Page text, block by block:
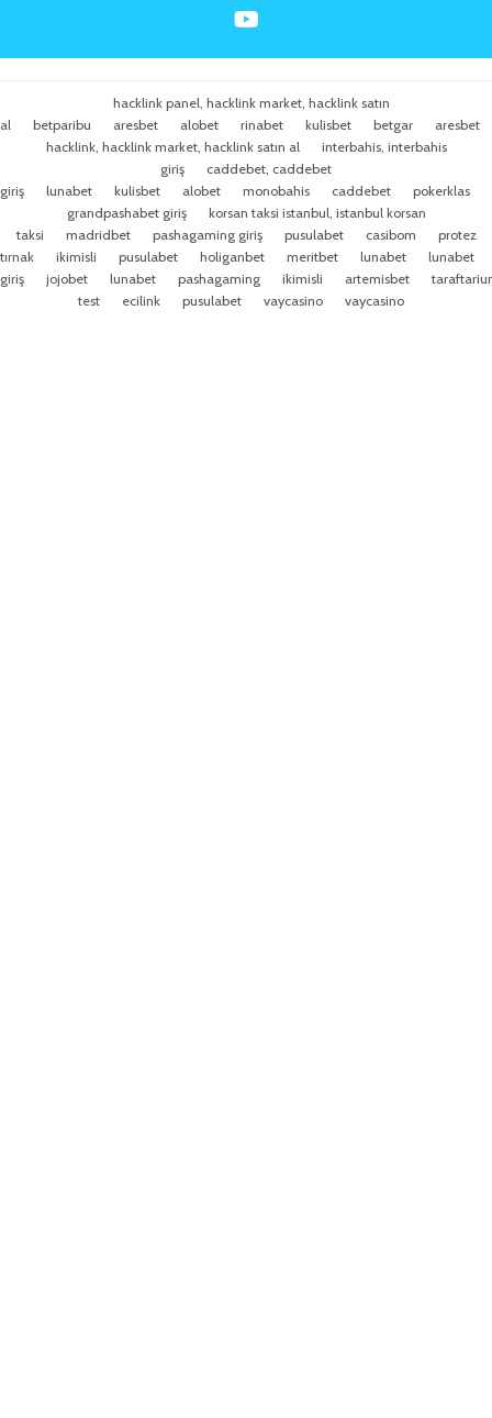
hacklink panel, hacklink market, hacklink satın
al
betparibu aresbet alobet rinabet kulisbet betgar
aresbet
hacklink, hacklink market, hacklink satın al
interbahis, interbahis
giriş
caddebet, caddebet
giriş
lunabet kulisbet alobet monobahis caddebet
pokerklas
grandpashabet giriş
korsan taksi istanbul, istanbul korsan
taksi
madridbet pashagaming giriş pusulabet casibom
protez
tırnak
ikimisli pusulabet holiganbet meritbet lunabet
lunabet
giriş
jojobet lunabet pashagaming ikimisli artemisbet
test
ecilink pusulabet vaycasino vaycasino